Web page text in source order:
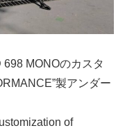
MONOのカスタ
製アンダー
of